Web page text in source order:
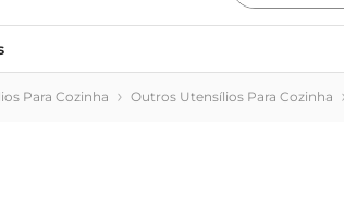
Para Cozinha Outros Utensílios Para Cozinha
Termos